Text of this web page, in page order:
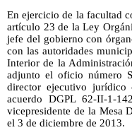
En ejercicio de la facultad
artículo 23 de la Ley
jefe del gobierno con
con las autoridades
Interior de la
adjunto el oficio número
director ejecutivo jurídico
acuerdo DGPL 62-II-1-
vicepresidente de la Mesa
el 3 de diciembre de 2013.